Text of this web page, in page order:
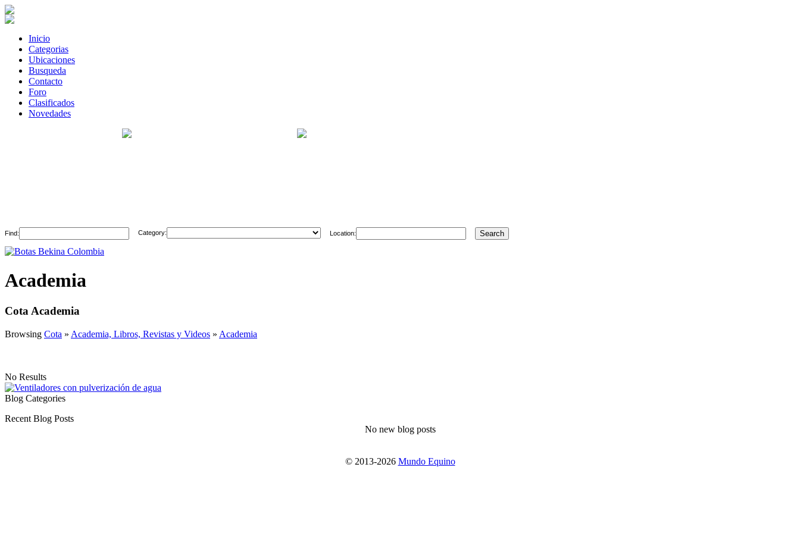
Inicio
Categorias
Ubicaciones
Busqueda
Contacto
Foro
Clasificados
Novedades
Find: Category: Location:
Academia
Cota Academia
Browsing Cota » Academia, Libros, Revistas y Videos » Academia
No Results
Blog Categories
Recent Blog Posts
No new blog posts
© 2013-2026 Mundo Equino